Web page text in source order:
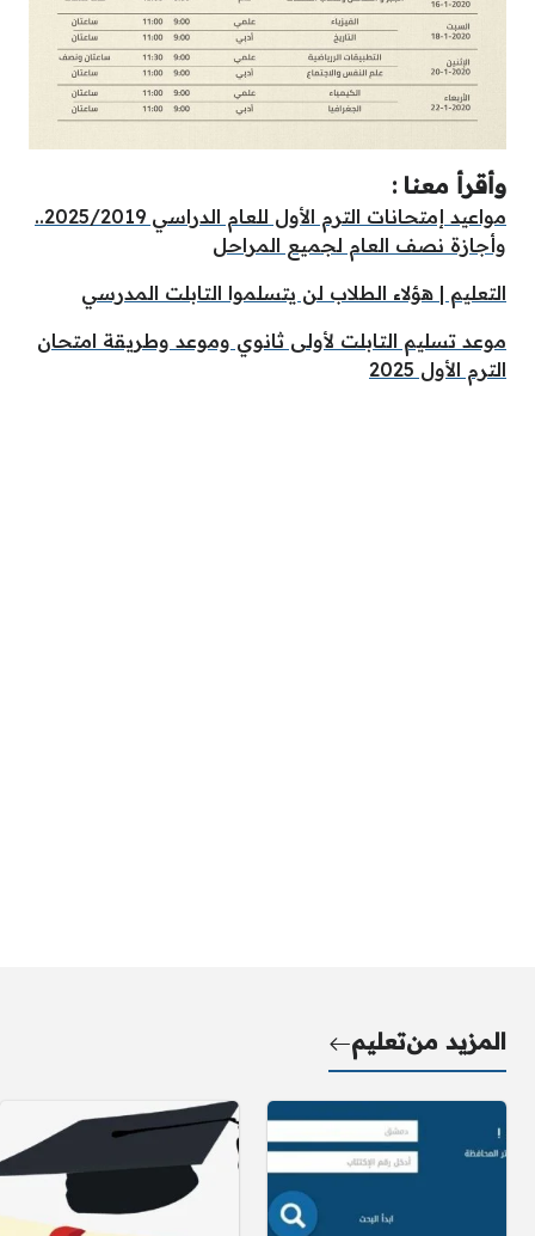
وأقرأ معنا :
مواعيد إمتحانات الترم الأول للعام الدراسي 2025/2019..
وأجازة نصف العام لجميع المراحل
التعليم | هؤلاء الطلاب لن يتسلموا التابلت المدرسي
موعد تسليم التابلت لأولى ثانوي وموعد وطريقة امتحان
الترم الأول 2025
المزيد منتعليم